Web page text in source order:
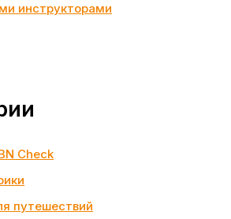
инструкторами
Check
путешествий